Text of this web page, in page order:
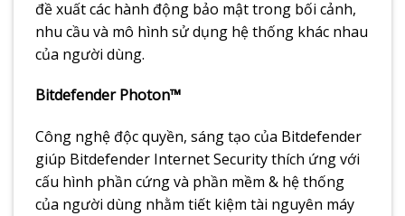
đề xuất các hành động bảo mật trong bối cảnh,
nhu cầu và mô hình sử dụng hệ thống khác nhau
của người dùng.
Bitdefender Photon™
Công nghệ độc quyền, sáng tạo của Bitdefender
giúp Bitdefender Internet Security thích ứng với
cấu hình phần cứng và phần mềm & hệ thống
của người dùng nhằm tiết kiệm tài nguyên máy